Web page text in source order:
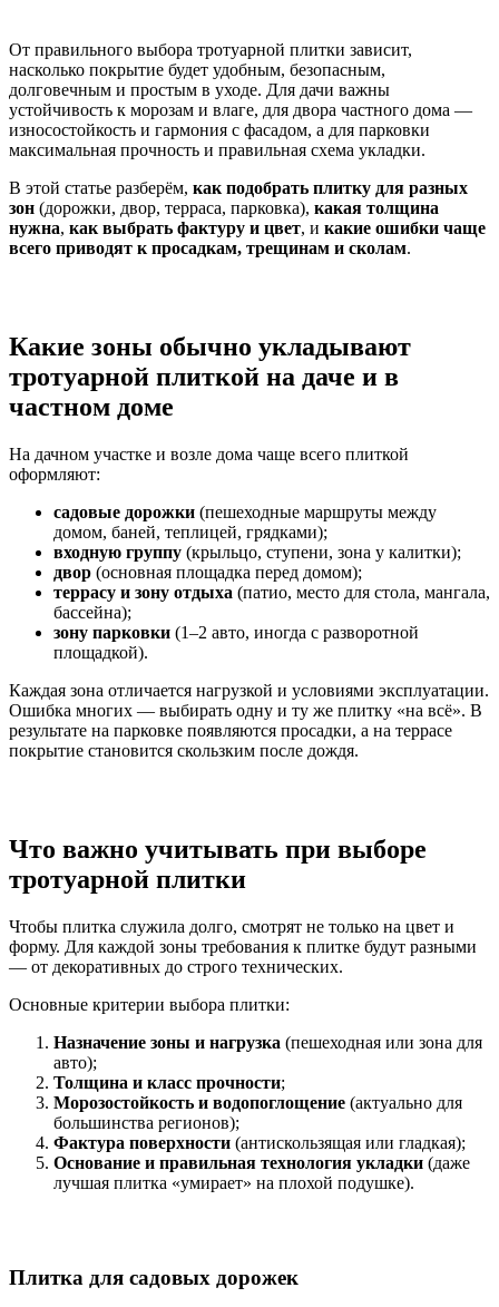
От правильного выбора тротуарной плитки зависит,
насколько покрытие будет удобным, безопасным,
долговечным и простым в уходе. Для дачи важны
устойчивость к морозам и влаге, для двора частного дома —
износостойкость и гармония с фасадом, а для парковки
максимальная прочность и правильная схема укладки.
В этой статье разберём, как подобрать плитку для разных
зон (дорожки, двор, терраса, парковка), какая толщина
нужна, как выбрать фактуру и цвет, и какие ошибки чаще
всего приводят к просадкам, трещинам и сколам.
Какие зоны обычно укладывают
тротуарной плиткой на даче и в
частном доме
На дачном участке и возле дома чаще всего плиткой
оформляют:
садовые дорожки (пешеходные маршруты между
домом, баней, теплицей, грядками);
входную группу (крыльцо, ступени, зона у калитки);
двор (основная площадка перед домом);
террасу и зону отдыха (патио, место для стола, мангала,
бассейна);
зону парковки (1–2 авто, иногда с разворотной
площадкой).
Каждая зона отличается нагрузкой и условиями эксплуатации.
Ошибка многих — выбирать одну и ту же плитку «на всё». В
результате на парковке появляются просадки, а на террасе
покрытие становится скользким после дождя.
Что важно учитывать при выборе
тротуарной плитки
Чтобы плитка служила долго, смотрят не только на цвет и
форму. Для каждой зоны требования к плитке будут разными
— от декоративных до строго технических.
Основные критерии выбора плитки:
Назначение зоны и нагрузка (пешеходная или зона для
авто);
Толщина и класс прочности;
Морозостойкость и водопоглощение (актуально для
большинства регионов);
Фактура поверхности (антискользящая или гладкая);
Основание и правильная технология укладки (даже
лучшая плитка «умирает» на плохой подушке).
Плитка для садовых дорожек